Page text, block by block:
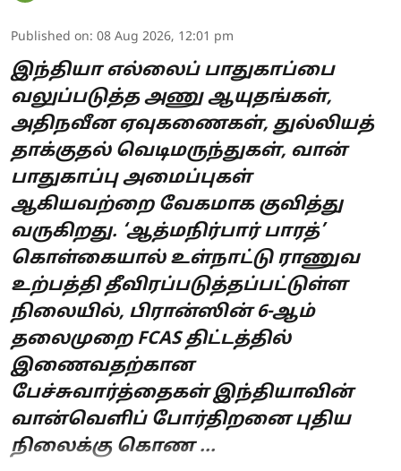
Published on: 08 Aug 2026, 12:01 pm
இந்தியா எல்லைப் பாதுகாப்பை
வலுப்படுத்த அணு ஆயுதங்கள்,
அதிநவீன ஏவுகணைகள், துல்லியத்
தாக்குதல் வெடிமருந்துகள், வான்
பாதுகாப்பு அமைப்புகள்
ஆகியவற்றை வேகமாக குவித்து
வருகிறது. ‘ஆத்மநிர்பார் பாரத்’
கொள்கையால் உள்நாட்டு ராணுவ
உற்பத்தி தீவிரப்படுத்தப்பட்டுள்ள
நிலையில், பிரான்ஸின் 6-ஆம்
தலைமுறை FCAS திட்டத்தில்
இணைவதற்கான
பேச்சுவார்த்தைகள் இந்தியாவின்
வான்வெளிப் போர்திறனை புதிய
நிலைக்கு கொண ...